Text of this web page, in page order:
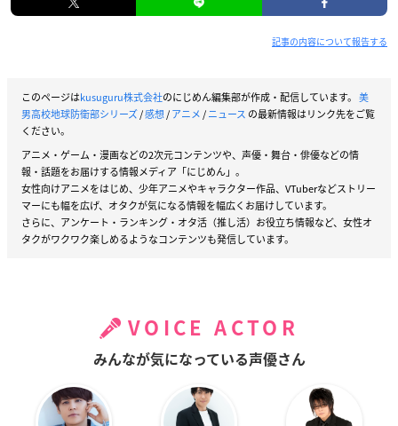
記事の内容について報告する
このページはkusuguru株式会社のにじめん編集部が作成・配信しています。 美
男高校地球防衛部シリーズ/感想/アニメ/ニュース の最新情報はリンク先をご覧
ください。
アニメ・ゲーム・漫画などの2次元コンテンツや、声優・舞台・俳優などの情
報・話題をお届けする情報メディア「にじめん」。
女性向けアニメをはじめ、少年アニメやキャラクター作品、VTuberなどストリー
マーにも幅を広げ、オタクが気になる情報を幅広くお届けしています。
さらに、アンケート・ランキング・オタ活（推し活）お役立ち情報など、女性オ
タクがワクワク楽しめるようなコンテンツも発信しています。
VOICE ACTOR
みんなが気になっている声優さん